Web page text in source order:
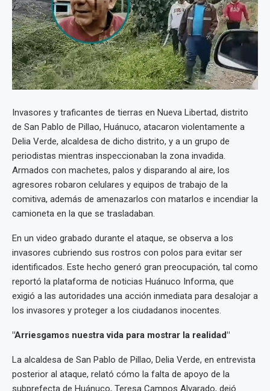
Invasores y traficantes de tierras en Nueva Libertad, distrito
de San Pablo de Pillao, Huánuco, atacaron violentamente a
Delia Verde, alcaldesa de dicho distrito, y a un grupo de
periodistas mientras inspeccionaban la zona invadida.
Armados con machetes, palos y disparando al aire, los
agresores robaron celulares y equipos de trabajo de la
comitiva, además de amenazarlos con matarlos e incendiar la
camioneta en la que se trasladaban.
En un video grabado durante el ataque, se observa a los
invasores cubriendo sus rostros con polos para evitar ser
identificados. Este hecho generó gran preocupación, tal como
reportó la plataforma de noticias Huánuco Informa, que
exigió a las autoridades una acción inmediata para desalojar a
los invasores y proteger a los ciudadanos inocentes.
"Arriesgamos nuestra vida para mostrar la realidad"
La alcaldesa de San Pablo de Pillao, Delia Verde, en entrevista
posterior al ataque, relató cómo la falta de apoyo de la